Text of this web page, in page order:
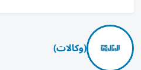
(وكالات)